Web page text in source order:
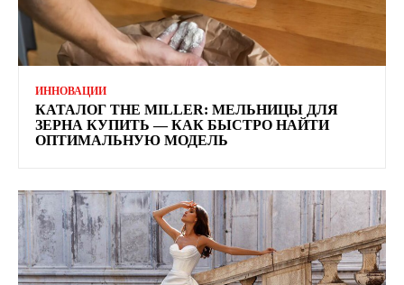
ИННОВАЦИИ
КАТАЛОГ THE MILLER: МЕЛЬНИЦЫ ДЛЯ
ЗЕРНА КУПИТЬ — КАК БЫСТРО НАЙТИ
ОПТИМАЛЬНУЮ МОДЕЛЬ